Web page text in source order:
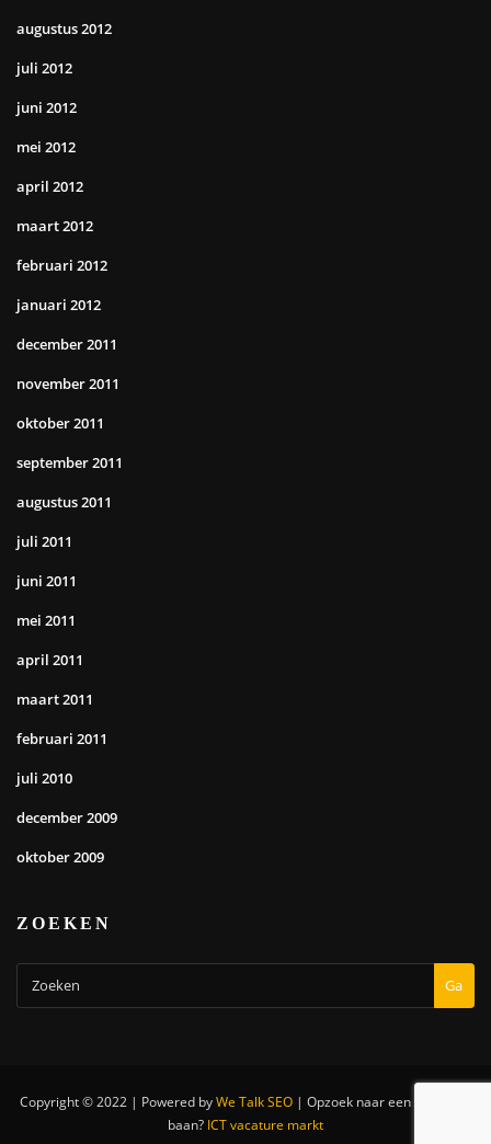
augustus 2012
juli 2012
juni 2012
mei 2012
april 2012
maart 2012
februari 2012
januari 2012
december 2011
november 2011
oktober 2011
september 2011
augustus 2011
juli 2011
juni 2011
mei 2011
april 2011
maart 2011
februari 2011
juli 2010
december 2009
oktober 2009
ZOEKEN
Ga
Copyright © 2022 | Powered byWe Talk SEO | Opzoek naar een nieuwe IT
baan? ICT vacature markt